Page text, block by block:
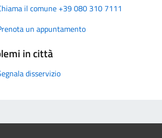
il comune +39 080 310 7111
un appuntamento
in città
disservizio